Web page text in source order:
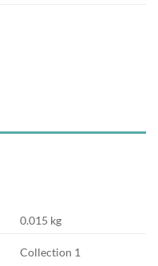
0.015 kg
Collection 1